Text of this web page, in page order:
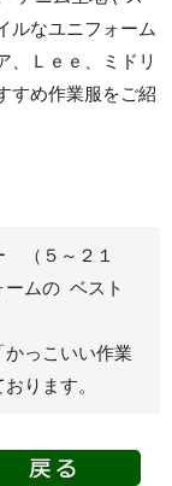
ルなユニフォーム
、Ｌｅｅ、ミドリ
すめ作業服をご紹
（５～２１
ームの ベスト
かっこいい作業
ります。